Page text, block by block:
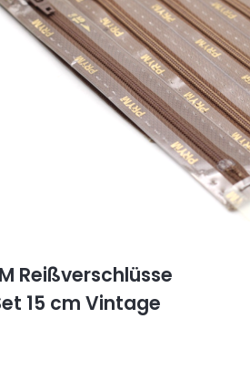
Reißverschlüsse
15 cm Vintage